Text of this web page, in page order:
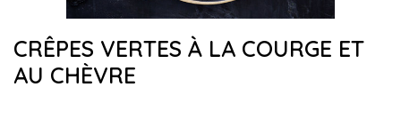
CRÊPES VERTES À LA COURGE ET
AU CHÈVRE